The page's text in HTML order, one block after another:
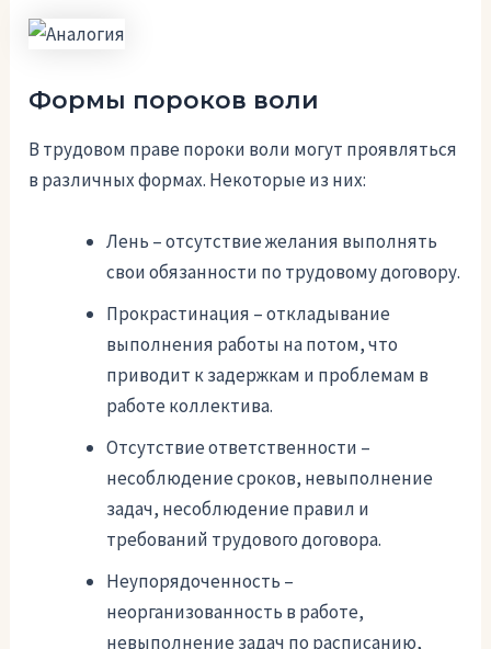
Формы пороков воли
В трудовом праве пороки воли могут проявляться
в различных формах. Некоторые из них:
Лень – отсутствие желания выполнять
свои обязанности по трудовому договору.
Прокрастинация – откладывание
выполнения работы на потом, что
приводит к задержкам и проблемам в
работе коллектива.
Отсутствие ответственности –
несоблюдение сроков, невыполнение
задач, несоблюдение правил и
требований трудового договора.
Неупорядоченность –
неорганизованность в работе,
невыполнение задач по расписанию,